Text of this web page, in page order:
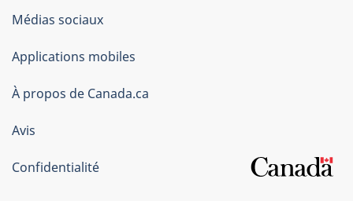
Organisation
du
gouvernement
du
Canada
Médias sociaux
Applications mobiles
À propos de Canada.ca
Avis
Confidentialité